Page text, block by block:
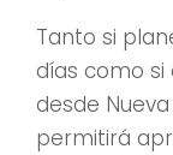
Tanto si
días como si
desde
permitirá